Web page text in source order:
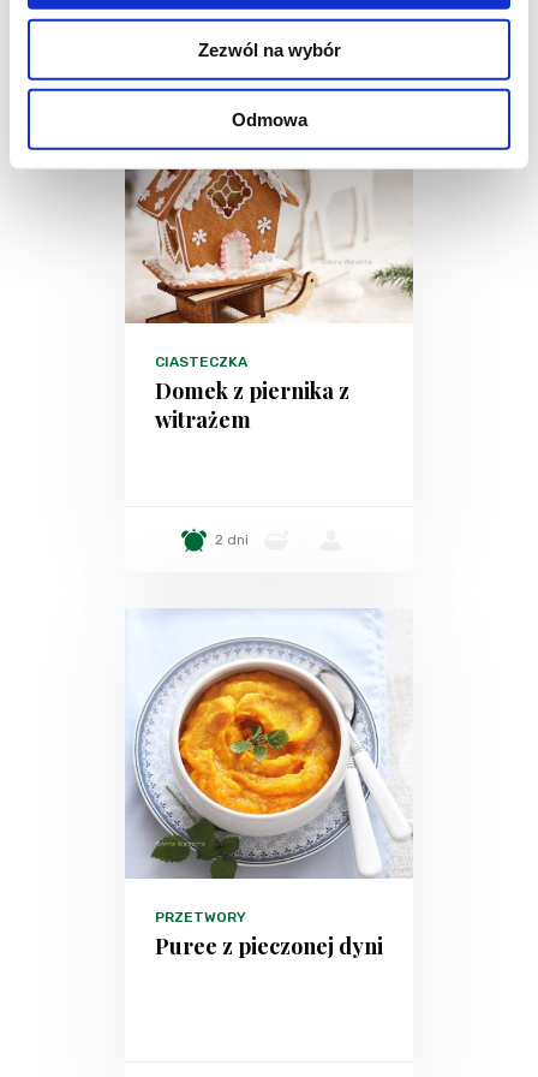
Zezwól na wybór
Odmowa
CIASTECZKA
Domek z piernika z
witrażem
2 dni
PRZETWORY
Puree z pieczonej dyni